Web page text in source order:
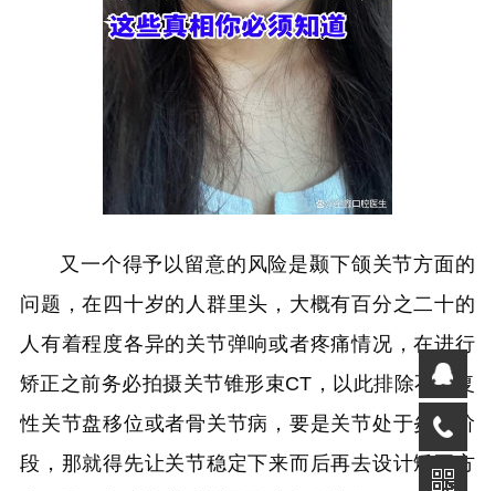
又一个得予以留意的风险是颞下颌关节方面的
问题，在四十岁的人群里头，大概有百分之二十的
人有着程度各异的关节弹响或者疼痛情况，在进行
矫正之前务必拍摄关节锥形束CT，以此排除不可复
性关节盘移位或者骨关节病，要是关节处于炎症阶
段，那就得先让关节稳定下来而后再去设计矫正方